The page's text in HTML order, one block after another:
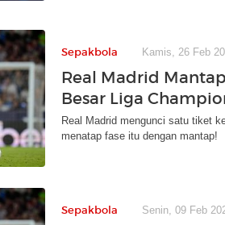
Sepakbola Kamis, 26 Feb
Real Madrid
Besar Liga
Real Madrid mengunci satu tiket
menatap fase itu dengan mantap!
Sepakbola Senin, 09 Feb